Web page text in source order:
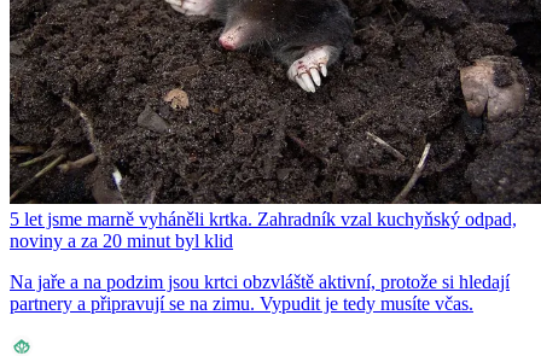
5 let jsme marně vyháněli krtka. Zahradník vzal kuchyňský odpad,
noviny a za 20 minut byl klid
Na jaře a na podzim jsou krtci obzvláště aktivní, protože si hledají
partnery a připravují se na zimu. Vypudit je tedy musíte včas.